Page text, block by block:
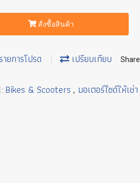
สั่งซื้อสินค้า
ยการโปรด เปรียบเทียบ Share
Bikes & Scooters , มอเตอร์ไซด์ให้เช่า